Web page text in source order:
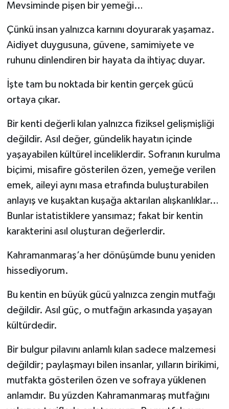
Mevsiminde pişen bir yemeği…
Çünkü insan yalnızca karnını doyurarak yaşamaz.
Aidiyet duygusuna, güvene, samimiyete ve
ruhunu dinlendiren bir hayata da ihtiyaç duyar.
İşte tam bu noktada bir kentin gerçek gücü
ortaya çıkar.
Bir kenti değerli kılan yalnızca fiziksel gelişmişliği
değildir. Asıl değer, gündelik hayatın içinde
yaşayabilen kültürel inceliklerdir. Sofranın kurulma
biçimi, misafire gösterilen özen, yemeğe verilen
emek, aileyi aynı masa etrafında buluşturabilen
anlayış ve kuşaktan kuşağa aktarılan alışkanlıklar…
Bunlar istatistiklere yansımaz; fakat bir kentin
karakterini asıl oluşturan değerlerdir.
Kahramanmaraş’a her dönüşümde bunu yeniden
hissediyorum.
Bu kentin en büyük gücü yalnızca zengin mutfağı
değildir. Asıl güç, o mutfağın arkasında yaşayan
kültürdedir.
Bir bulgur pilavını anlamlı kılan sadece malzemesi
değildir; paylaşmayı bilen insanlar, yılların birikimi,
mutfakta gösterilen özen ve sofraya yüklenen
anlamdır. Bu yüzden Kahramanmaraş mutfağını